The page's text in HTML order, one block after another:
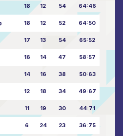
18 12 54 64:46
18 12 52 64:50
17 13 54 65:52
16 14 47 58:57
14 16 38 50:63
12 18 34 49:67
11 19 30 44:71
6 24 23 36:75